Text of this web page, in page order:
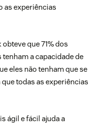
as experiências
que 71% dos
a capacidade de
eles não tenham que se
todas as experiências
ágil e fácil ajuda a